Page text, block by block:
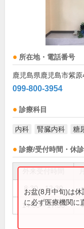
所在地・電話番号
鹿児島県鹿児島市紫
099-800-3954
診療科目
内科 腎臓内科 糖
診療/受付時間・休診
8:30～12:30 ●
14:00～17:30 ●
お盆(8月中旬)は
に必ず医療機関に